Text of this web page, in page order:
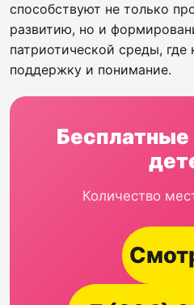
способствуют не только
развитию, но и
патриотической среды,
поддержку и понимание.
Количество